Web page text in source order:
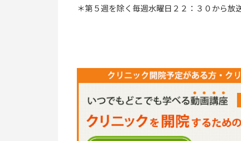
＊第５週を除く毎週水曜日２２：３０から放